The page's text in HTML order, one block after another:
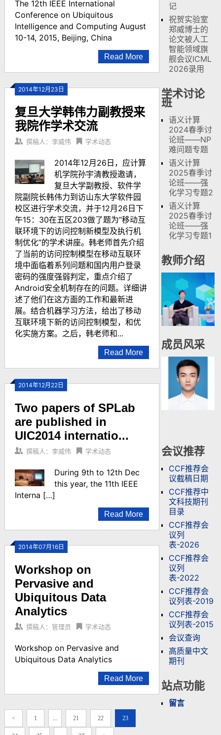
The 12th IEEE International
Conference on Ubiquitous
Intelligence and Computing August
10-14, 2015, Beijing, China
Read More
2014年12月23日
复旦大学韩伟力副教授来
我院作学术交流
撰稿人：李威伟 学术动态
2014年12月26日，应计算
机学院孙宇清教授邀请，
复旦大学副教授、软件学
院副院长韩伟力到访山东大学软件园
校区进行学术交流，并于12月26日下
午15：30在五区203做了题为“移动互
联环境下的访问控制新模型及执行机
制优化”的学术讲座。韩老师首先介绍
了当前的访问控制模型在移动互联环
境中面临着系列问题和国内用户登录
密码的强度强弱判定，重点介绍了
Android安全机制存在的问题。详细讲
述了他们在这方面的工作和最新进
展。结合机器学习方法，给出了移动
互联环境下新的访问控制模型，和优
化实施方案。之后，韩老师和...
Read More
2014年12月22日
Two papers of SPLab
are published in
UIC2014 internatio...
撰稿人：李威伟 学术动态
During 9th to 12th Dec
this year, the 11th IEEE
Interna […]
Read More
2014年07月16日
Workshop on
Pervasive and
Ubiquitous Data
Analytics
撰稿人：管理员 学术动态
Workshop on Pervasive and
Ubiquitous Data Analytics
Read More
< 1 ... 21 22 23
记
祝贺实验室
郑威博士的
论文被人工
智能领域旗
舰会议ICML
2026录用
学术讨论
班
语义计算
2024春季讨
论班——NP
难问题专题
语义计算
2025春季讨
论班——强
化学习专题2
语义计算
2025春季讨
论班——强
化学习专题1
教师介绍
成员风采
会议推荐
CCF推荐会
议截稿日期
CCF推荐中
文科技期刊
目录
CCF推荐会
议列
表-2026
CCF推荐会
议列
表-2022
CCF推荐会
议列表-2019
CCF推荐会
议列表-2015
会议查询
高质量中文
期刊
站点功能
留言